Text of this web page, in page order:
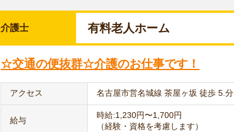
介護士 有料老人ホーム
☆交通の便抜群☆介護のお仕事です！
アクセス 名古屋市営名城線 茶屋ヶ坂 徒歩 5.分
給与
時給:1,230円〜1,700円
（経験・資格を考慮します）